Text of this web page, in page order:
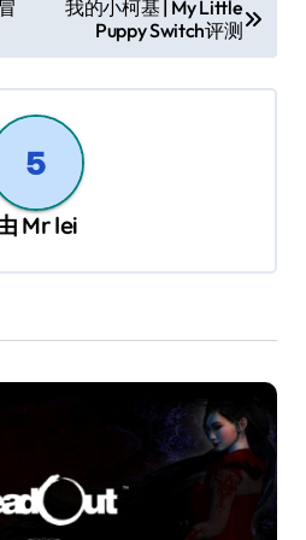
我的小柯基 | My Little
Puppy Switch评测
Mr lei